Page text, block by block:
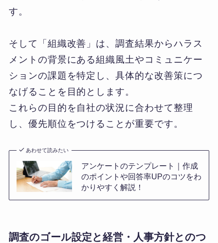
す。
そして「組織改善」は、調査結果からハラス
メントの背景にある組織風土やコミュニケー
ションの課題を特定し、具体的な改善策につ
なげることを目的とします。
これらの目的を自社の状況に合わせて整理
し、優先順位をつけることが重要です。
あわせて読みたい
アンケートのテンプレート｜作成
のポイントや回答率UPのコツをわ
かりやすく解説！
調査のゴール設定と経営・人事方針とのつ